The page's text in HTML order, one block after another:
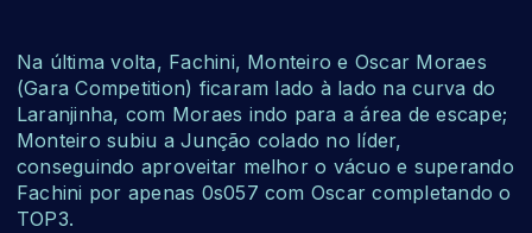
Na última volta, Fachini, Monteiro e Oscar Moraes
(Gara Competition) ficaram lado à lado na curva do
Laranjinha, com Moraes indo para a área de escape;
Monteiro subiu a Junção colado no líder,
conseguindo aproveitar melhor o vácuo e superando
Fachini por apenas 0s057 com Oscar completando o
TOP3.